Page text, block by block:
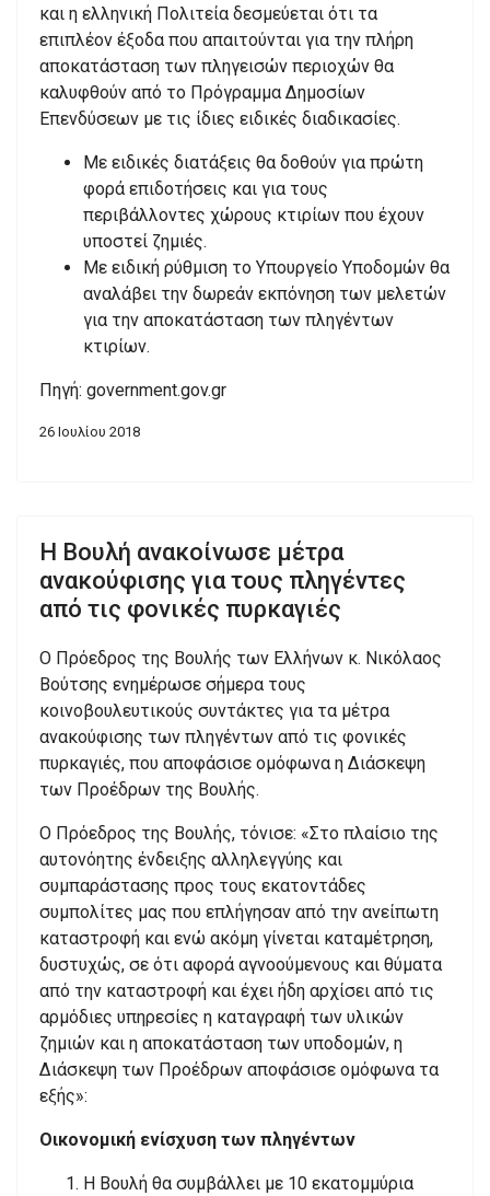
και η ελληνική Πολιτεία δεσμεύεται ότι τα
επιπλέον έξοδα που απαιτούνται για την πλήρη
αποκατάσταση των πληγεισών περιοχών θα
καλυφθούν από το Πρόγραμμα Δημοσίων
Επενδύσεων με τις ίδιες ειδικές διαδικασίες.
Με ειδικές διατάξεις θα δοθούν για πρώτη
φορά επιδοτήσεις και για τους
περιβάλλοντες χώρους κτιρίων που έχουν
υποστεί ζημιές.
Με ειδική ρύθμιση το Υπουργείο Υποδομών θα
αναλάβει την δωρεάν εκπόνηση των μελετών
για την αποκατάσταση των πληγέντων
κτιρίων.
Πηγή: government.gov.gr
26 Ιουλίου 2018
Η Βουλή ανακοίνωσε μέτρα
ανακούφισης για τους πληγέντες
από τις φονικές πυρκαγιές
Ο Πρόεδρος της Βουλής των Ελλήνων κ. Νικόλαος
Βούτσης ενημέρωσε σήμερα τους
κοινοβουλευτικούς συντάκτες για τα μέτρα
ανακούφισης των πληγέντων από τις φονικές
πυρκαγιές, που αποφάσισε ομόφωνα η Διάσκεψη
των Προέδρων της Βουλής.
Ο Πρόεδρος της Βουλής, τόνισε: «Στο πλαίσιο της
αυτονόητης ένδειξης αλληλεγγύης και
συμπαράστασης προς τους εκατοντάδες
συμπολίτες μας που επλήγησαν από την ανείπωτη
καταστροφή και ενώ ακόμη γίνεται καταμέτρηση,
δυστυχώς, σε ότι αφορά αγνοούμενους και θύματα
από την καταστροφή και έχει ήδη αρχίσει από τις
αρμόδιες υπηρεσίες η καταγραφή των υλικών
ζημιών και η αποκατάσταση των υποδομών, η
Διάσκεψη των Προέδρων αποφάσισε ομόφωνα τα
εξής»:
Οικονομική ενίσχυση των πληγέντων
Η Βουλή θα συμβάλλει με 10 εκατομμύρια